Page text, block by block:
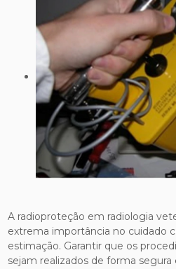
A radioproteção em radiologia
extrema importância no cuidado
estimação. Garantir que os
sejam realizados de forma segura